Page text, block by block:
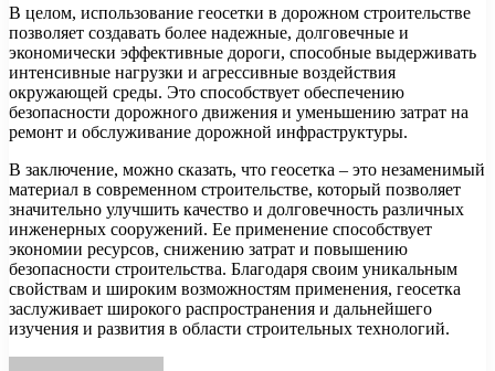
В целом, использование геосетки в дорожном строительстве
позволяет создавать более надежные, долговечные и
экономически эффективные дороги, способные выдерживать
интенсивные нагрузки и агрессивные воздействия
окружающей среды. Это способствует обеспечению
безопасности дорожного движения и уменьшению затрат на
ремонт и обслуживание дорожной инфраструктуры.
В заключение, можно сказать, что геосетка – это незаменимый
материал в современном строительстве, который позволяет
значительно улучшить качество и долговечность различных
инженерных сооружений. Ее применение способствует
экономии ресурсов, снижению затрат и повышению
безопасности строительства. Благодаря своим уникальным
свойствам и широким возможностям применения, геосетка
заслуживает широкого распространения и дальнейшего
изучения и развития в области строительных технологий.